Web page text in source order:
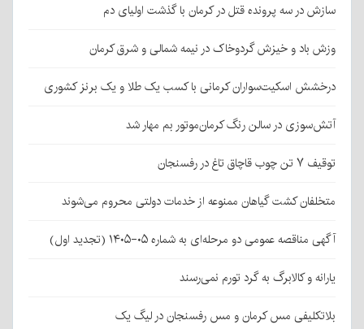
سازش در سه پرونده قتل در کرمان با گذشت اولیای دم
وزش باد و خیزش گردوخاک در نیمه شمالی و شرق کرمان
درخشش اسکیت‌سواران کرمانی با کسب یک طلا و یک برنز کشوری
آتش‌سوزی در سالن رنگ کرمان‌موتور بم مهار شد
توقیف ۷ تن چوب قاچاق تاغ در رفسنجان
متخلفان کشت گیاهان ممنوعه از خدمات دولتی محروم می‌شوند
آگهی مناقصه عمومی دو مرحله‌ای به شماره ۰۵-۱۴۰۵ (تجدید اول)
یارانه و کالابرگ به گرد تورم نمی‌رسند
بلاتکلیفی مس کرمان و مس رفسنجان در لیگ یک